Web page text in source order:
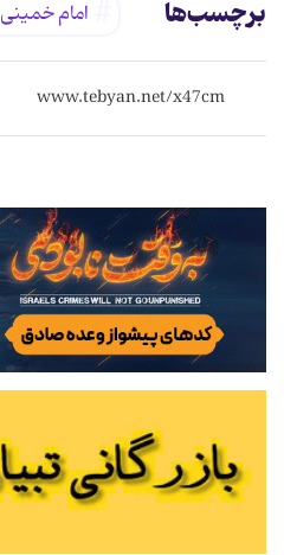
برچسب‌ها امام خمینی